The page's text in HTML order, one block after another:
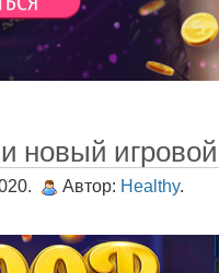
новый
Автор: Healthy.